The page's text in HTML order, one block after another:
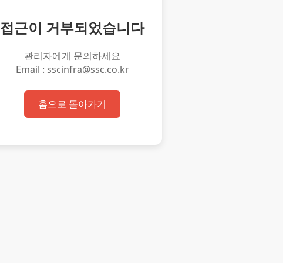
접근이 거부되었습니다
관리자에게 문의하세요
Email : sscinfra@ssc.co.kr
홈으로 돌아가기